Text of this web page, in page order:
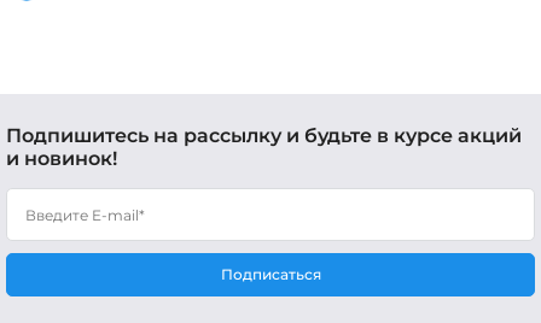
Подпишитесь на рассылку и будьте в курсе акций
и новинок!
Подписаться